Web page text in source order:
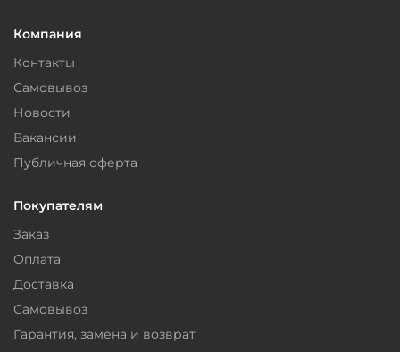
Компания
Контакты
Самовывоз
Новости
Вакансии
Публичная оферта
Покупателям
Заказ
Оплата
Доставка
Самовывоз
Гарантия, замена и возврат